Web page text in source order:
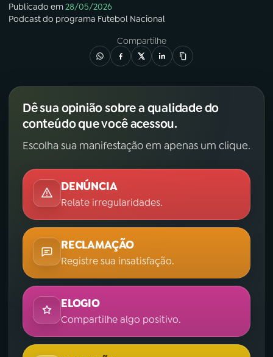
Publicado em28/05/2026
Podcastdo programa Futebol Nacional
Compartilhe
Dê sua opinião sobre a qualidade do
conteúdo que você acessou.
Escolha sua manifestação em apenas um clique.
DENÚNCIA
Relate irregularidades.
RECLAMAÇÃO
Registre sua insatisfação.
ELOGIO
Compartilhe algo positivo.